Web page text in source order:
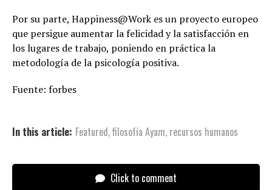
Por su parte, Happiness@Work es un proyecto europeo
que persigue aumentar la felicidad y la satisfacción en
los lugares de trabajo, poniendo en práctica la
metodología de la psicología positiva.
Fuente: forbes
In this article: Featured,filosofía Ayam, recursos humanos
Click to comment